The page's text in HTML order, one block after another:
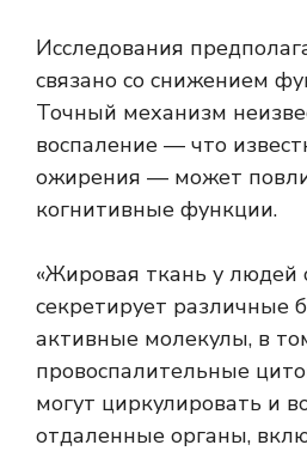
Исследования
связано со снижением
Точный механизм
воспаление — что
ожирения — может
когнитивные функции.
«Жировая ткань у людей
секретирует различные
активные молекулы, в
провоспалительные
могут циркулировать и
отдаленные органы,